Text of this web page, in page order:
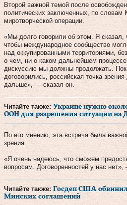
Второй важной темой после
политических заключенных, по словам
миротворческой операции.
«Мы долго говорили об этом. Я сказал,
чтобы международное сообщество
над оккупированными территориями,
о чем, ни о каком дальнейшем
дискуссию мы должны продолжать.
договорились, российская точка
дальше», — сказал он.
Читайте также: Украине нужно
ООН для разрешения ситуации на
По его мнению, эта встреча была
зрения.
«Я очень надеюсь, что сможем
вопросам. Договоренностей у нас
Читайте также: Госдеп США
Минских соглашений